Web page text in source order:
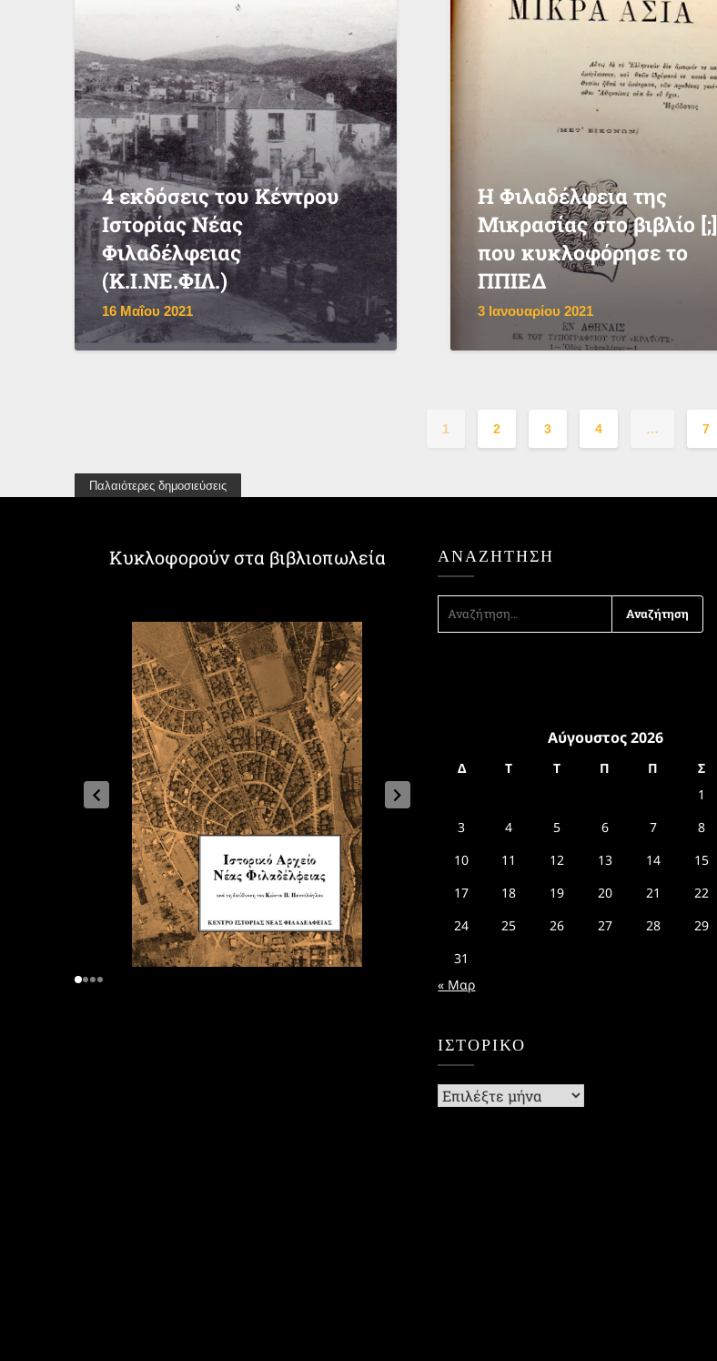
4 εκδόσεις του Κέντρου
Ιστορίας Νέας
Φιλαδέλφειας
(Κ.Ι.ΝΕ.ΦΙΛ.)
16 Μαΐου 2021
Η Φιλαδέλφεια της
Μικρασίας στο βιβλίο [;]
που κυκλοφόρησε το
ΠΠΙΕΔ
3 Ιανουαρίου 2021
1 2 3 4 … 7
Παλαιότερες δημοσιεύσεις
Κυκλοφορούν στα βιβλιοπωλεία ΑΝΑΖΉΤΗΣΗ
ΓΙΑ:
Αύγουστος 2026
Δ Τ Τ Π Π Σ
1
3
4 5 6 7 8
10
11 12 13 14 15
17
18 19 20 21 22
24
25 26 27 28 29
31
« Μαρ
ΙΣΤΟΡΙΚΌ
Ιστορικό